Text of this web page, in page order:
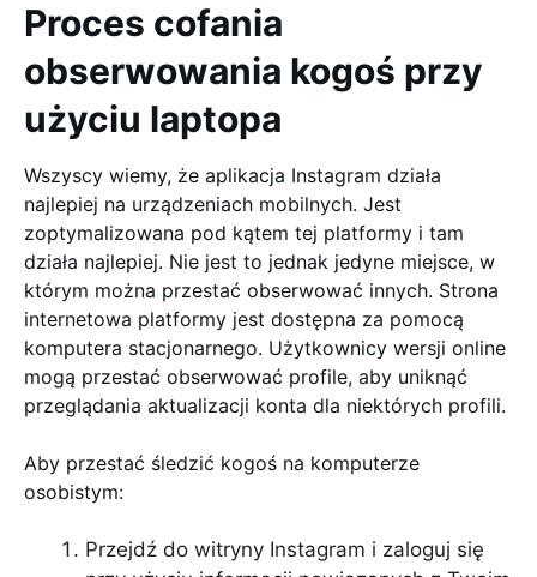
Proces cofania
obserwowania kogoś przy
użyciu laptopa
Wszyscy wiemy, że aplikacja Instagram działa
najlepiej na urządzeniach mobilnych. Jest
zoptymalizowana pod kątem tej platformy i tam
działa najlepiej. Nie jest to jednak jedyne miejsce, w
którym można przestać obserwować innych. Strona
internetowa platformy jest dostępna za pomocą
komputera stacjonarnego. Użytkownicy wersji online
mogą przestać obserwować profile, aby uniknąć
przeglądania aktualizacji konta dla niektórych profili.
Aby przestać śledzić kogoś na komputerze
osobistym:
Przejdź do witryny Instagram i zaloguj się